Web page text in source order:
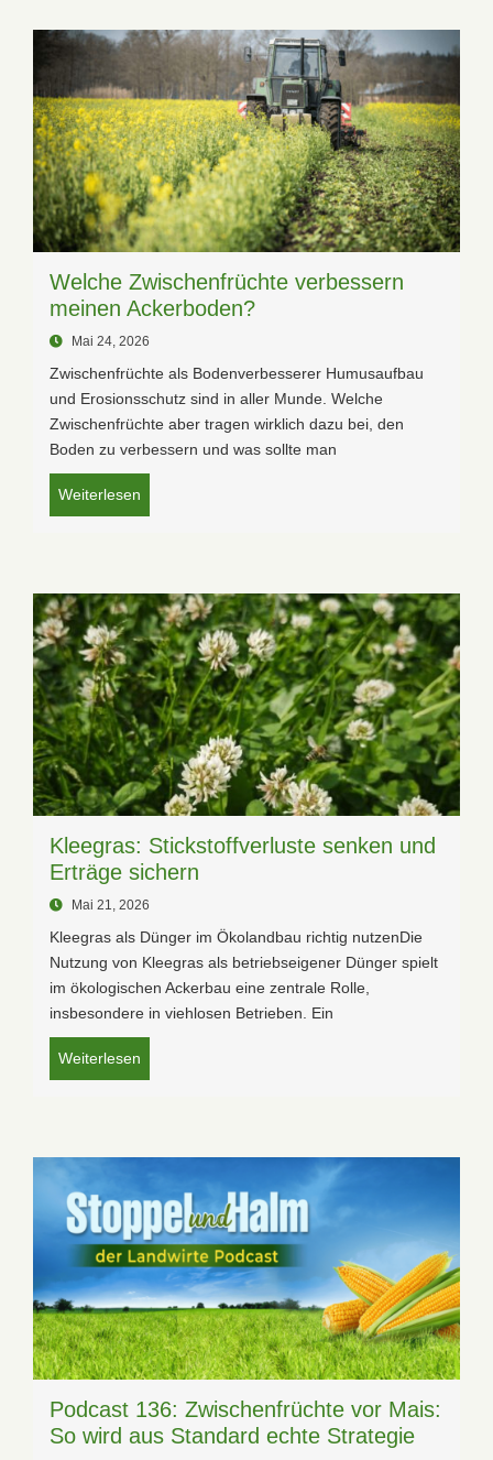
Welche Zwischenfrüchte verbessern
meinen Ackerboden?
Mai 24, 2026
Zwischenfrüchte als Bodenverbesserer Humusaufbau
und Erosionsschutz sind in aller Munde. Welche
Zwischenfrüchte aber tragen wirklich dazu bei, den
Boden zu verbessern und was sollte man
Weiterlesen
Kleegras: Stickstoffverluste senken und
Erträge sichern
Mai 21, 2026
Kleegras als Dünger im Ökolandbau richtig nutzenDie
Nutzung von Kleegras als betriebseigener Dünger spielt
im ökologischen Ackerbau eine zentrale Rolle,
insbesondere in viehlosen Betrieben. Ein
Weiterlesen
Podcast 136: Zwischenfrüchte vor Mais:
So wird aus Standard echte Strategie